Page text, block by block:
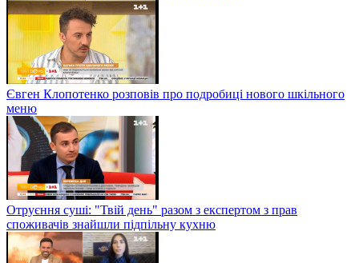
Євген Клопотенко розповів про подробиці нового шкільного
меню
Отруєння суші: "Твій день" разом з експертом з прав
споживачів знайшли підпільну кухню